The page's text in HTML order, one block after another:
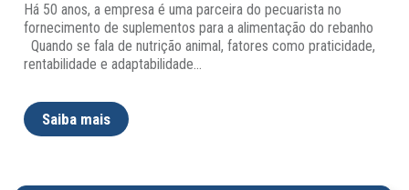
Há 50 anos, a empresa é uma parceira do pecuarista no
fornecimento de suplementos para a alimentação do rebanho
Quando se fala de nutrição animal, fatores como praticidade,
rentabilidade e adaptabilidade…
Saiba mais